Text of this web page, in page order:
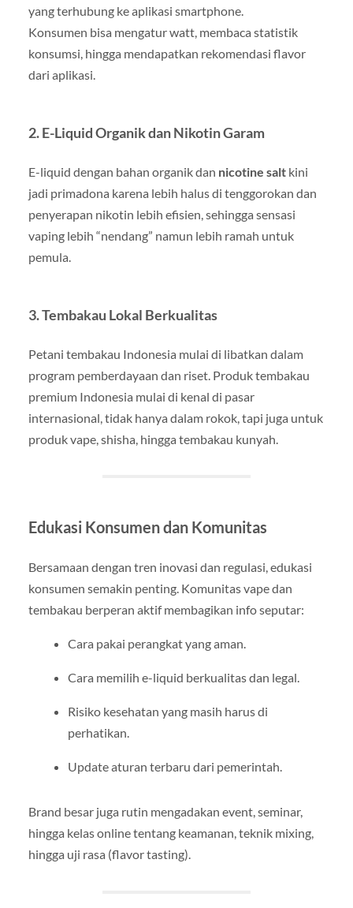
yang terhubung ke aplikasi smartphone.
Konsumen bisa mengatur watt, membaca statistik
konsumsi, hingga mendapatkan rekomendasi flavor
dari aplikasi.
2.E-Liquid Organik dan Nikotin Garam
E-liquid dengan bahan organik dan nicotine saltkini
jadi primadona karena lebih halus di tenggorokan dan
penyerapan nikotin lebih efisien, sehingga sensasi
vaping lebih “nendang” namun lebih ramah untuk
pemula.
3.Tembakau Lokal Berkualitas
Petani tembakau Indonesia mulai di libatkan dalam
program pemberdayaan dan riset. Produk tembakau
premium Indonesia mulai di kenal di pasar
internasional, tidak hanya dalam rokok, tapi juga untuk
produk vape, shisha, hingga tembakau kunyah.
Edukasi Konsumen dan Komunitas
Bersamaan dengan tren inovasi dan regulasi, edukasi
konsumen semakin penting. Komunitas vape dan
tembakau berperan aktif membagikan info seputar:
Cara pakai perangkat yang aman.
Cara memilih e-liquid berkualitas dan legal.
Risiko kesehatan yang masih harus di
perhatikan.
Update aturan terbaru dari pemerintah.
Brand besar juga rutin mengadakan event, seminar,
hingga kelas online tentang keamanan, teknik mixing,
hingga uji rasa (flavor tasting).